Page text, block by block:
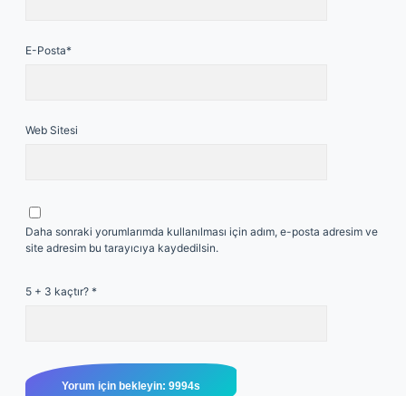
E-Posta*
Web Sitesi
Daha sonraki yorumlarımda kullanılması için adım, e-posta adresim ve
site adresim bu tarayıcıya kaydedilsin.
5 + 3 kaçtır? *